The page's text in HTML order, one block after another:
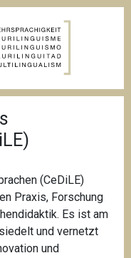
(CeDiLE)
Praxis, Forschung
Es ist am
und vernetzt
und